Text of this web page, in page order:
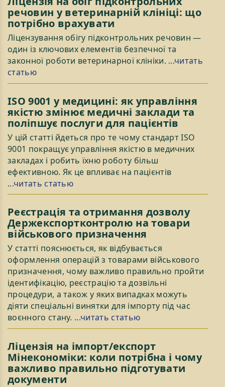
речовин у ветеринарній клініці: що
потрібно врахувати
Ліцензування обігу підконтрольних речовин —
один із ключових елементів безпечної та
законної роботи ветеринарної клініки. ...читать
статью
ISO 9001 у медицині: як управління
якістю змінює медичні заклади та
поліпшує послуги для пацієнтів
У цій статті йдеться про те чому стандарт ISO
9001 покращує управління якістю в медичних
закладах і робить їхню роботу більш
ефективною. Як це впливає на пацієнтів
...читать статью
Реєстрація та отримання дозволу
Держекспортконтролю на товари
військового призначення
У статті пояснюється, як відбувається
оформлення операцій з товарами військового
призначення, чому важливо правильно пройти
ідентифікацію, реєстрацію та дозвільні
процедури, а також у яких випадках можуть
діяти спеціальні винятки для імпорту під час
воєнного стану. ...читать статью
Ліцензія на імпорт/експорт
Мінекономіки: коли потрібна і чому
важливо правильно підготувати
документи